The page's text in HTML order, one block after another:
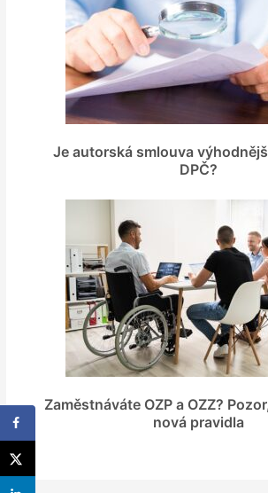
Je autorská smlouva
DPČ?
Zaměstnáváte OZP a OZZ?
nová pravidla